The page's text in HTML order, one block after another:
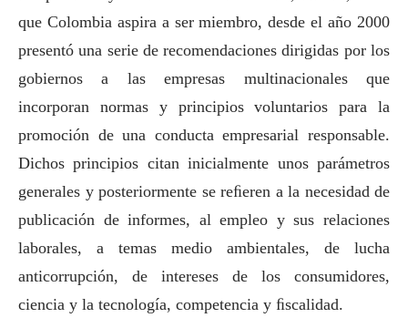
que Colombia aspira a ser miembro, desde el año 2000
presentó una serie de recomendaciones dirigidas por los
gobiernos a las empresas multinacionales que
incorporan normas y principios voluntarios para la
promoción de una conducta empresarial responsable.
Dichos principios citan inicialmente unos parámetros
generales y posteriormente se reﬁeren a la necesidad de
publicación de informes, al empleo y sus relaciones
laborales, a temas medio ambientales, de lucha
anticorrupción, de intereses de los consumidores,
ciencia y la tecnología, competencia y ﬁscalidad.